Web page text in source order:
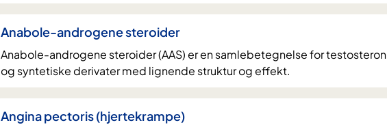
Anabole-androgene steroider
Anabole-androgene steroider (AAS) er en samlebetegnelse for testosteron
og syntetiske derivater med lignende struktur og effekt.
Angina pectoris (hjertekrampe)